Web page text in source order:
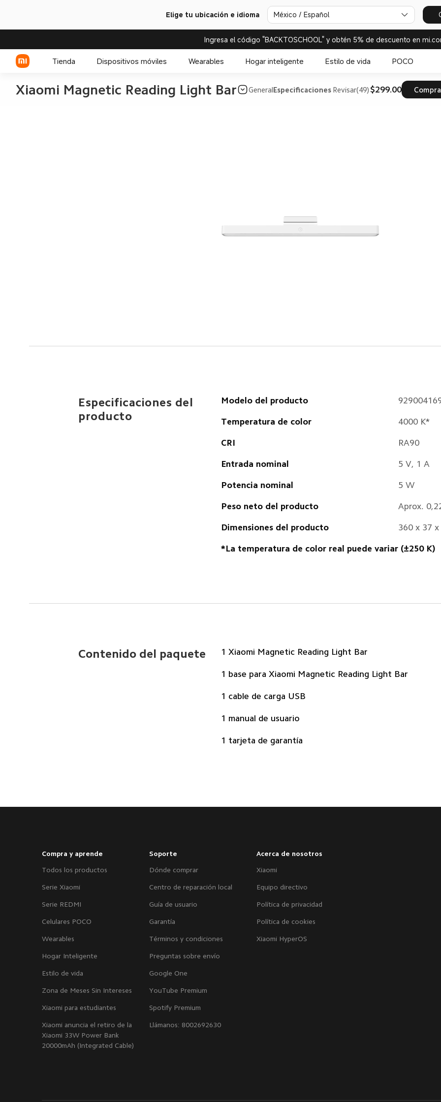
Elige tu ubicación e idioma México / Español
Ingresa el código "BACKTOSCHOOL" y obtén 5% de descuento en
Tienda Dispositivos móviles Wearables Hogar inteligente Estilo de vida POCO
Xiaomi Magnetic Reading Light Bar GeneralEspecificaciones Revisar(49) $299.00
Especificaciones del
producto
Modelo del producto
Temperatura de color 4000 K*
CRI RA90
Entrada nominal 5 V, 1 A
Potencia nominal 5 W
Peso neto del producto Aprox.
Dimensiones del producto 360 x 37
*La temperatura de color real puede variar (±250 K)
Contenido del paquete 1 Xiaomi Magnetic Reading Light Bar
1 base para Xiaomi Magnetic Reading Light Bar
1 cable de carga USB
1 manual de usuario
1 tarjeta de garantía
Compra y aprende
Todos los productos
Serie Xiaomi
Serie REDMI
Celulares POCO
Wearables
Hogar Inteligente
Estilo de vida
Zona de Meses Sin Intereses
Xiaomi para estudiantes
Xiaomi anuncia el retiro de la
Xiaomi 33W Power Bank
20000mAh (Integrated Cable)
Soporte
Dónde comprar
Centro de reparación local
Guía de usuario
Garantía
Términos y condiciones
Preguntas sobre envío
Google One
YouTube Premium
Spotify Premium
Llámanos: 8002692630
Acerca de nosotros
Xiaomi
Equipo directivo
Política de privacidad
Política de cookies
Xiaomi HyperOS